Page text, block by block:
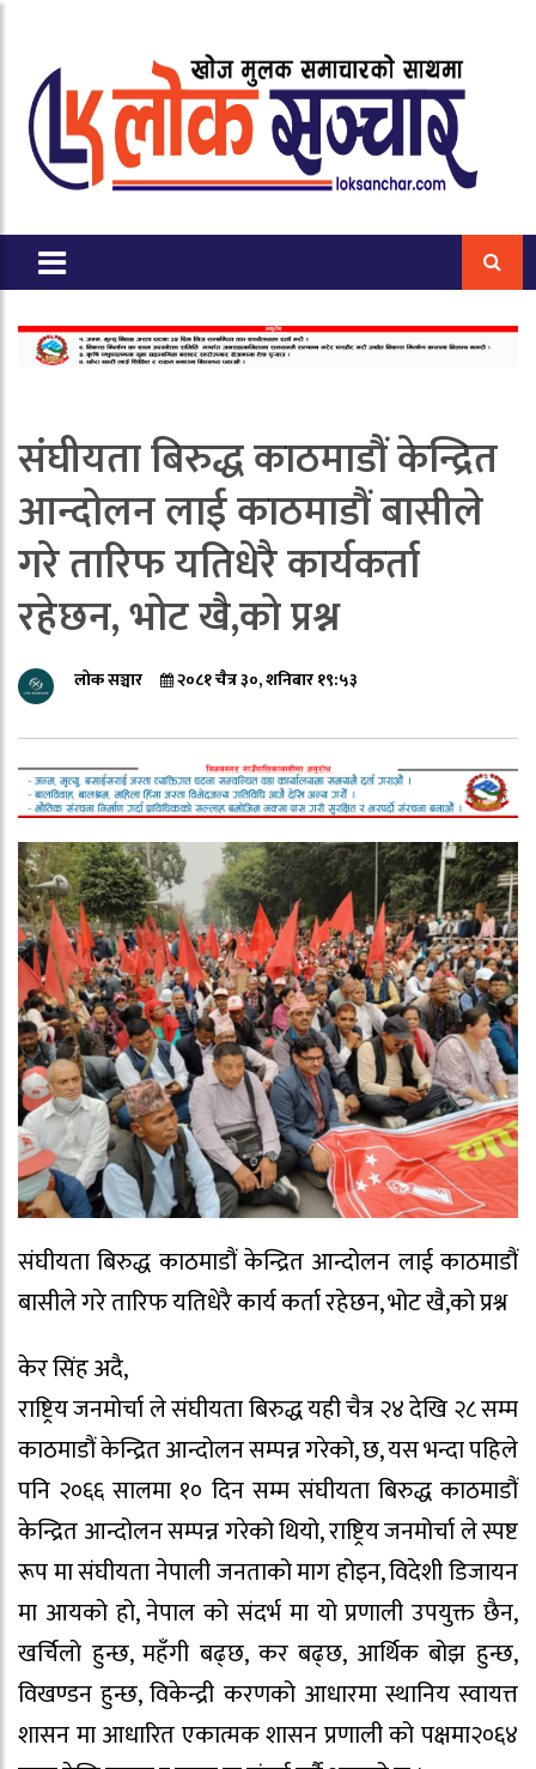
संघीयता बिरुद्ध काठमाडौं केन्द्रित
आन्दोलन लाई काठमाडौं बासीले
गरे तारिफ यतिधेरै कार्यकर्ता
रहेछन, भोट खै,को प्रश्न
लोक सञ्चार २०८१ चैत्र ३०, शनिबार १९:५३
संघीयता बिरुद्ध काठमाडौं केन्द्रित आन्दोलन लाई काठमाडौं
बासीले गरे तारिफ यतिधेरै कार्य कर्ता रहेछन, भोट खै,को प्रश्न
केर सिंह अदै,
राष्ट्रिय जनमोर्चा ले संघीयता बिरुद्ध यही चैत्र २४ देखि २८ सम्म
काठमाडौं केन्द्रित आन्दोलन सम्पन्न गरेको, छ, यस भन्दा पहिले
पनि २०६६ सालमा १० दिन सम्म संघीयता बिरुद्ध काठमाडौं
केन्द्रित आन्दोलन सम्पन्न गरेको थियो, राष्ट्रिय जनमोर्चा ले स्पष्ट
रूप मा संघीयता नेपाली जनताको माग होइन, विदेशी डिजायन
मा आयको हो, नेपाल को संदर्भ मा यो प्रणाली उपयुक्त छैन,
खर्चिलो हुन्छ, महँगी बढ्छ, कर बढ्छ, आर्थिक बोझ हुन्छ,
विखण्डन हुन्छ, विकेन्द्री करणको आधारमा स्थानिय स्वायत्त
शासन मा आधारित एकात्मक शासन प्रणाली को पक्षमा२०६४